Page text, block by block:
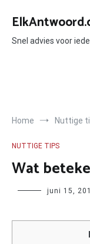
naar
inhoudSnel advies voor
Home Nuttige
NUTTIGE TIPS
Wat
Author juni 15,